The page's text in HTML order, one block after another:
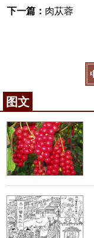
下一篇： 肉苁蓉
图文